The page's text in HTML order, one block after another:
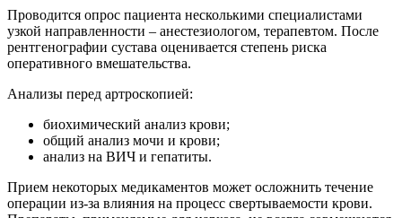
Проводится опрос пациента несколькими специалистами
узкой направленности – анестезиологом, терапевтом. После
рентгенографии сустава оценивается степень риска
оперативного вмешательства.
Анализы перед артроскопией:
биохимический анализ крови;
общий анализ мочи и крови;
анализ на ВИЧ и гепатиты.
Прием некоторых медикаментов может осложнить течение
операции из-за влияния на процесс свертываемости крови.